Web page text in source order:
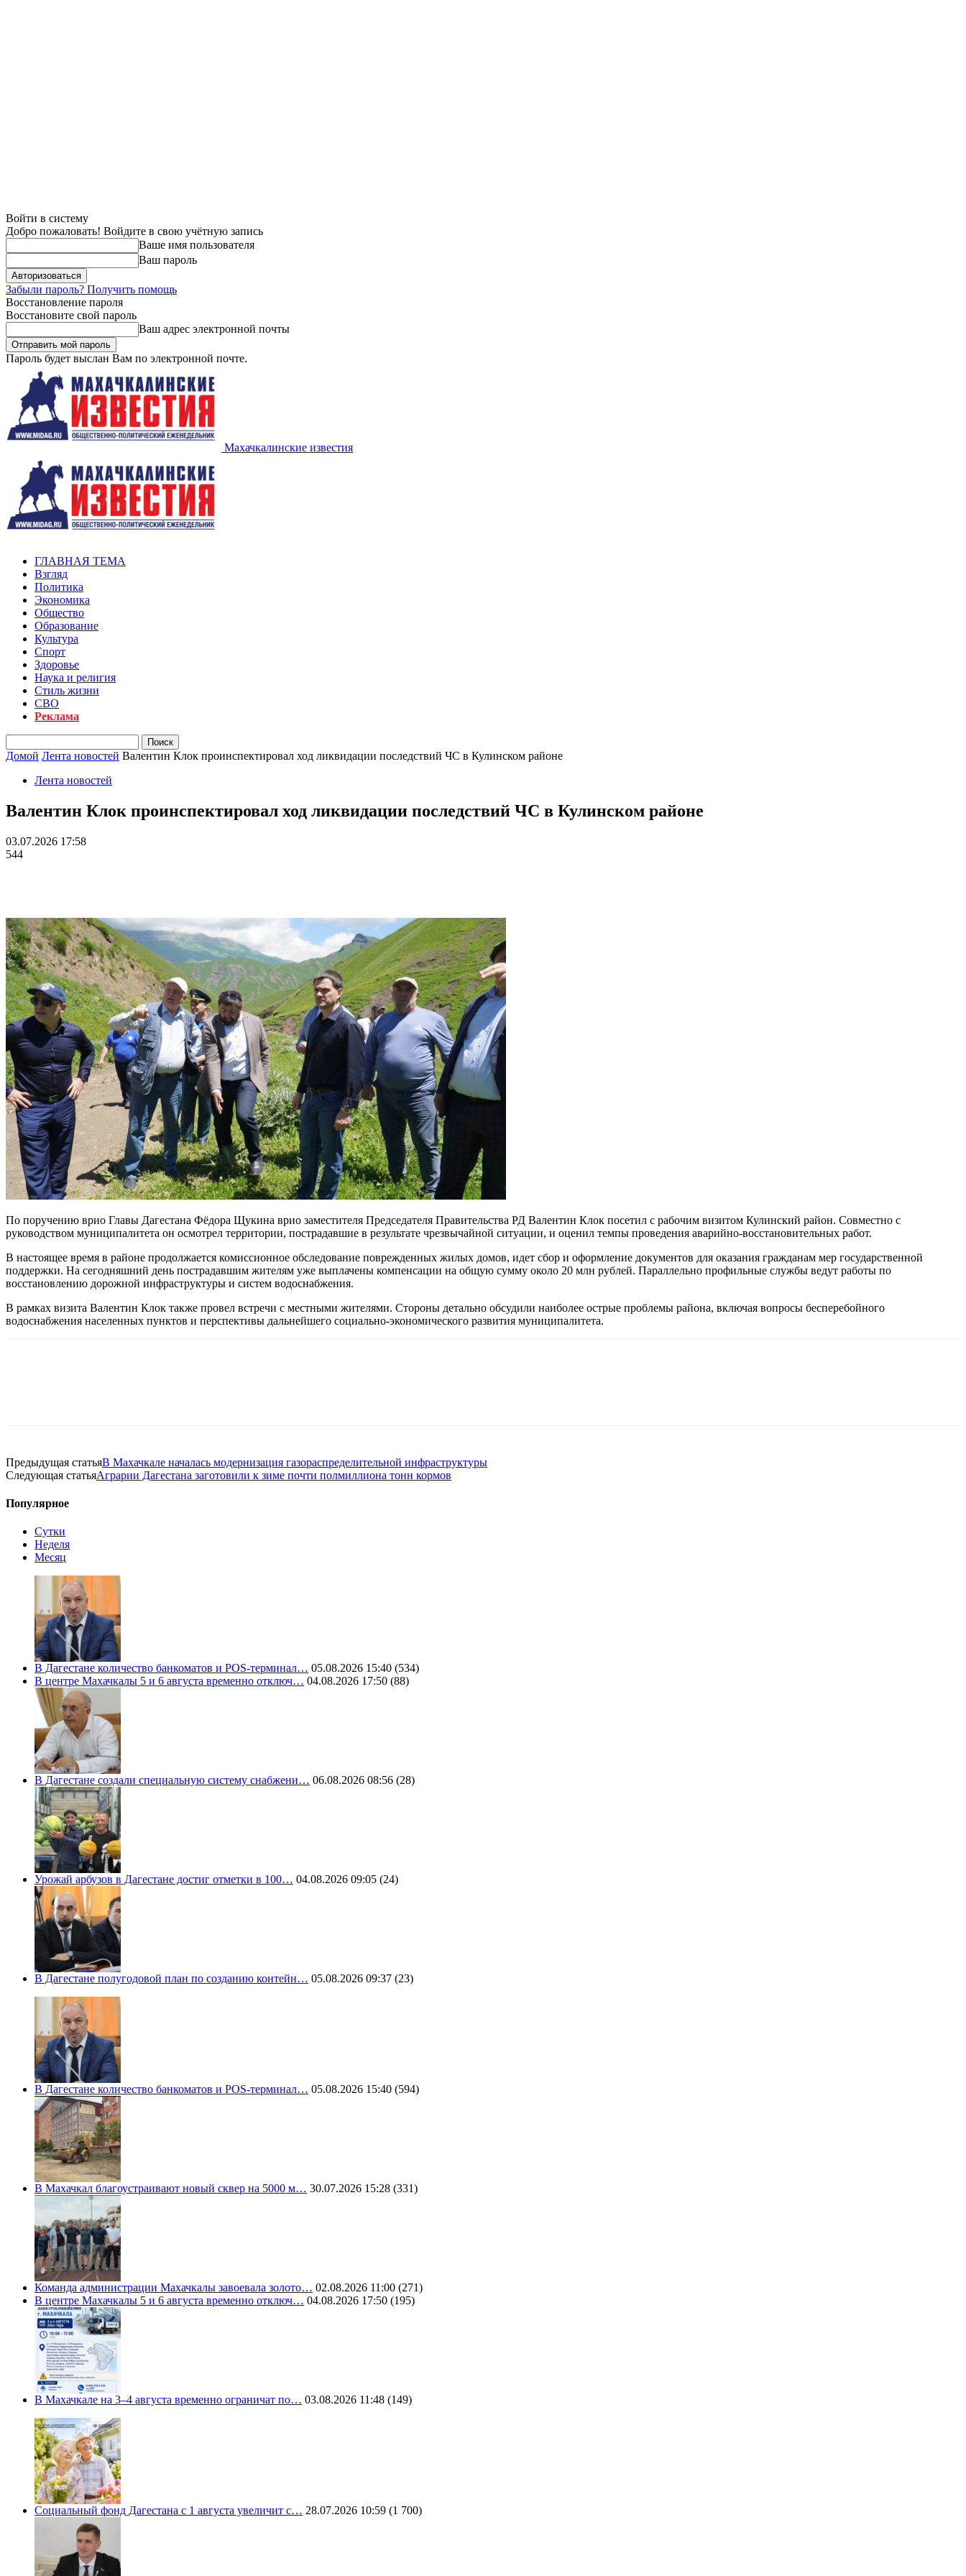
Войти в систему
Добро пожаловать! Войдите в свою учётную запись
Ваше имя пользователя
Ваш пароль
Забыли пароль? Получить помощь
Восстановление пароля
Восстановите свой пароль
Ваш адрес электронной почты
Пароль будет выслан Вам по электронной почте.
Махачкалинские известия
ГЛАВНАЯ ТЕМА
Взгляд
Политика
Экономика
Общество
Образование
Культура
Спорт
Здоровье
Наука и религия
Стиль жизни
СВО
Реклама
Домой Лента новостей Валентин Клок проинспектировал ход ликвидации последствий ЧС в Кулинском районе
Лента новостей
Валентин Клок проинспектировал ход ликвидации последствий ЧС в Кулинском районе
03.07.2026 17:58
544
По поручению врио Главы Дагестана Фёдора Щукина врио заместителя Председателя Правительства РД Валентин Клок посетил с рабочим визитом Кулинский район. Совместно с
руководством муниципалитета он осмотрел территории, пострадавшие в результате чрезвычайной ситуации, и оценил темпы проведения аварийно-восстановительных работ.
В настоящее время в районе продолжается комиссионное обследование поврежденных жилых домов, идет сбор и оформление документов для оказания гражданам мер государственной
поддержки. На сегодняшний день пострадавшим жителям уже выплачены компенсации на общую сумму около 20 млн рублей. Параллельно профильные службы ведут работы по
восстановлению дорожной инфраструктуры и систем водоснабжения.
В рамках визита Валентин Клок также провел встречи с местными жителями. Стороны детально обсудили наиболее острые проблемы района, включая вопросы бесперебойного
водоснабжения населенных пунктов и перспективы дальнейшего социально-экономического развития муниципалитета.
Предыдущая статьяВ Махачкале началась модернизация газораспределительной инфраструктуры
Следующая статьяАграрии Дагестана заготовили к зиме почти полмиллиона тонн кормов
Популярное
Сутки
Неделя
Месяц
В Дагестане количество банкоматов и POS-терминал… 05.08.2026 15:40 (534)
В центре Махачкалы 5 и 6 августа временно отключ… 04.08.2026 17:50 (88)
В Дагестане создали специальную систему снабжени… 06.08.2026 08:56 (28)
Урожай арбузов в Дагестане достиг отметки в 100… 04.08.2026 09:05 (24)
В Дагестане полугодовой план по созданию контейн… 05.08.2026 09:37 (23)
В Дагестане количество банкоматов и POS-терминал… 05.08.2026 15:40 (594)
В Махачкал благоустраивают новый сквер на 5000 м… 30.07.2026 15:28 (331)
Команда администрации Махачкалы завоевала золото… 02.08.2026 11:00 (271)
В центре Махачкалы 5 и 6 августа временно отключ… 04.08.2026 17:50 (195)
В Махачкале на 3–4 августа временно ограничат по… 03.08.2026 11:48 (149)
Социальный фонд Дагестана с 1 августа увеличит с… 28.07.2026 10:59 (1 700)